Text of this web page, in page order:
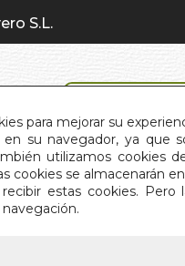
para mejorar su
su navegador, ya que
utilizamos cookies
cookies se almacenarán
estas cookies. Pero
S.L.
INICIO